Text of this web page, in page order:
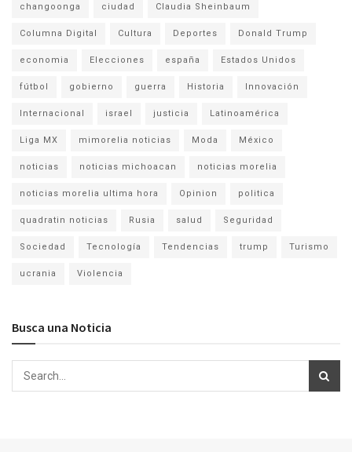
changoonga ciudad Claudia Sheinbaum
Columna Digital Cultura Deportes Donald Trump
economia Elecciones españa Estados Unidos
fútbol gobierno guerra Historia Innovación
Internacional israel justicia Latinoamérica
Liga MX mimorelia noticias Moda México
noticias noticias michoacan noticias morelia
noticias morelia ultima hora Opinion politica
quadratin noticias Rusia salud Seguridad
Sociedad Tecnología Tendencias trump Turismo
ucrania Violencia
Busca una Noticia